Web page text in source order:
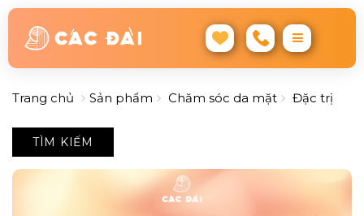
Trang chủ Sản phẩm Chăm sóc da mặt Đặc trị
TÌM KIẾM